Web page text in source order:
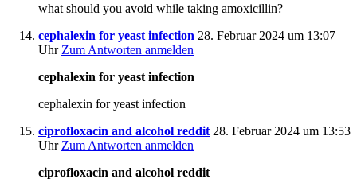
what should you avoid while taking amoxicillin?
cephalexin for yeast infection 28. Februar 2024 um 13:07
Uhr Zum Antworten anmelden
cephalexin for yeast infection
cephalexin for yeast infection
ciprofloxacin and alcohol reddit 28. Februar 2024 um 13:53
Uhr Zum Antworten anmelden
ciprofloxacin and alcohol reddit